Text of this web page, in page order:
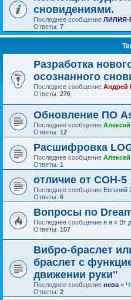
сновидениями.
Последнее сообщение ЛИЛИЯ-
Ответы: 7
Разработка
осознанного
Последнее сообщение Андрей
Ответы: 276
Обновление ПО
Последнее сообщение Алексей
Ответы: 12
Расшифровка
Последнее сообщение Алексей
Ответы: 1
отличие от СОН-5
Последнее сообщение Евгений
Ответы: 6
Вопросы по
Последнее сообщение я я « Вт
Ответы: 107
Вибро-браслет
браслет с
движении руки"
Последнее сообщение нева «
Ответы: 2